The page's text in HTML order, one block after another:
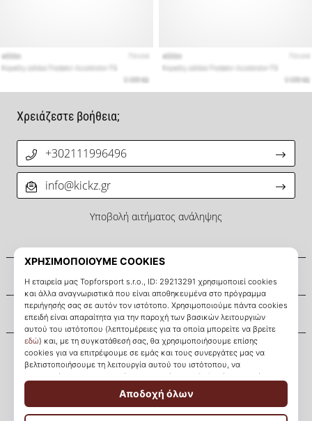
KICKZ.gr
Σχετικά μ' εμάς
Εξυπηρέτηση πελατών
Χρειάζεστε βοήθεια;
+302111996496
info@kickz.gr
Υποβολή αιτήματος ανάληψης